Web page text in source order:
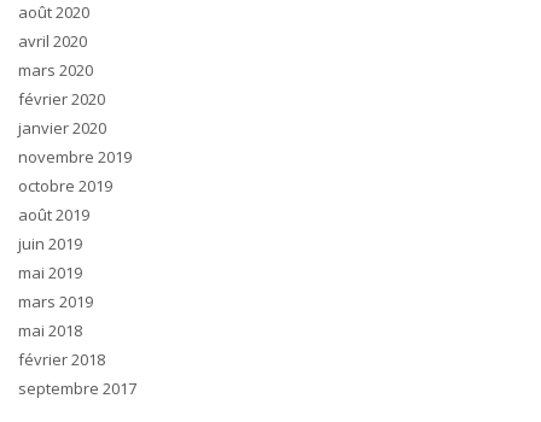
août 2020
avril 2020
mars 2020
février 2020
janvier 2020
novembre 2019
octobre 2019
août 2019
juin 2019
mai 2019
mars 2019
mai 2018
février 2018
septembre 2017